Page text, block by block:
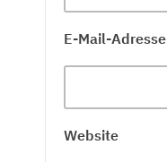
E-Mail-Adresse
Website